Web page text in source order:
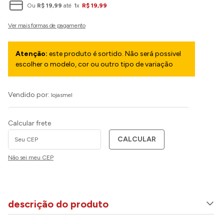
Ou R$ 19,99 até 1x R$ 19,99
Atenção: este produto é sortido. Não será possivel
escolher o modelo, cor ou outro tipo de variação
Vendido por: lojasmel
Calcular frete
CALCULAR
Não sei meu CEP
descrição do produto